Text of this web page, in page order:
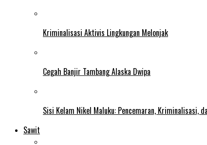
Kriminalisasi Aktivis Lingkungan Melonjak
Cegah Banjir Tambang Alaska Dwipa
Sisi Kelam Nikel Maluku: Pencemaran, Kriminalisasi,
Sawit